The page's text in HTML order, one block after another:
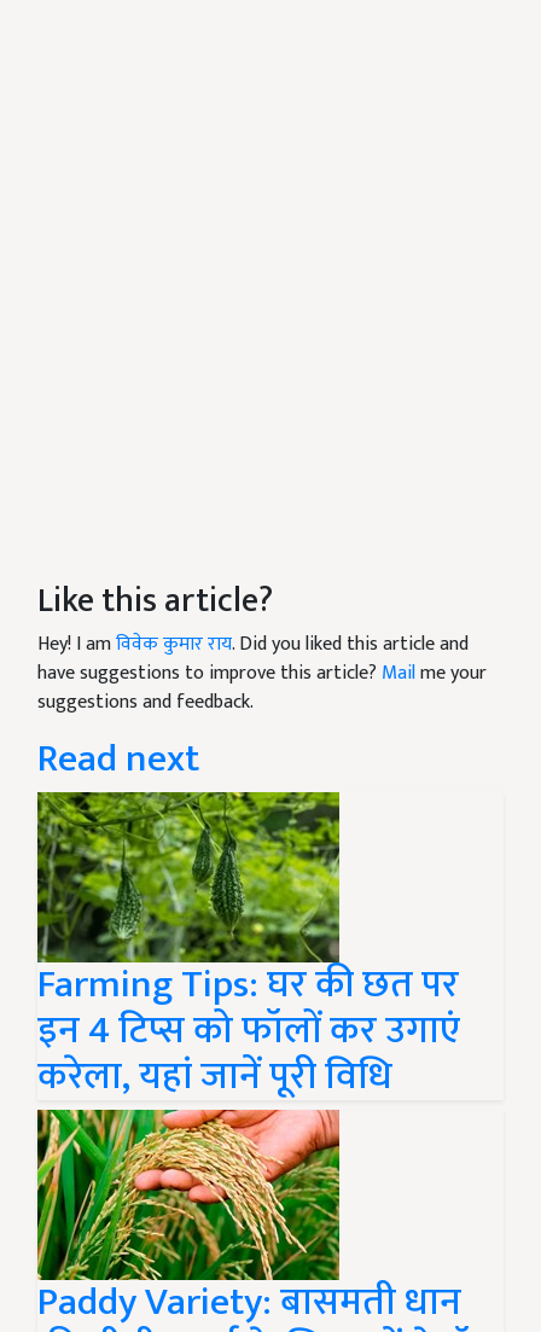
Like this article?
Hey! I amविवेक कुमार राय. Did you liked this article and
have suggestions to improve this article? Mailme your
suggestions and feedback.
Read next
Farming Tips: घर की छत पर
इन 4 टिप्स को फॉलों कर उगाएं
करेला, यहां जानें पूरी विधि
Paddy Variety: बासमती धान